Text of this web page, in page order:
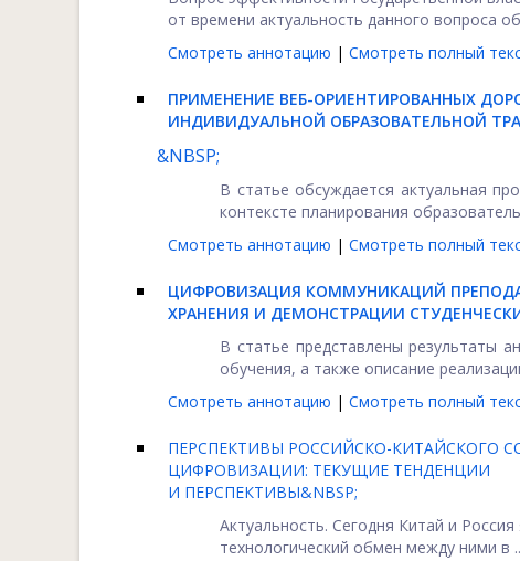
от времени актуальность данного вопроса
Смотреть аннотацию | Смотреть полный
ПРИМЕНЕНИЕ ВЕБ-ОРИЕНТИРОВАННЫХ
ИНДИВИДУАЛЬНОЙ ОБРАЗОВАТЕЛЬНОЙ
&NBSP;
В статье обсуждается актуальная
контексте планирования
Смотреть аннотацию | Смотреть полный
ЦИФРОВИЗАЦИЯ КОММУНИКАЦИЙ
ХРАНЕНИЯ И ДЕМОНСТРАЦИИ
В статье представлены результаты
обучения, а также описание
Смотреть аннотацию | Смотреть полный
ПЕРСПЕКТИВЫ РОССИЙСКО-КИТАЙСКОГО
ЦИФРОВИЗАЦИИ: ТЕКУЩИЕ ТЕНДЕНЦИИ
И ПЕРСПЕКТИВЫ&NBSP;
Актуальность. Сегодня Китай и
технологический обмен между ними в